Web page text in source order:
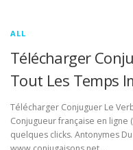
ALL
Télécharger
Tout Les Temps
Télécharger Conjuguer Le
Conjugueur française en ligne
quelques clicks. Antonymes